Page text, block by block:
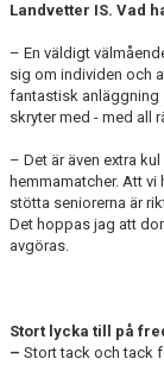
Landvetter IS. Vad
– En väldigt
sig om individen och
fantastisk anläggning
skryter med - med all
– Det är även extra
hemmamatcher. Att
stötta seniorerna är
Det hoppas jag att
avgöras.
Stort lycka till på
– Stort tack och tack